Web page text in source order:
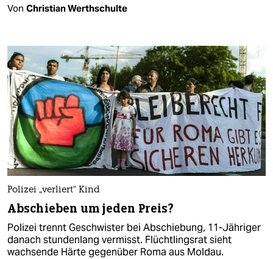
Von Christian Werthschulte
Polizei „verliert“ Kind
Abschieben um jeden Preis?
Polizei trennt Geschwister bei Abschiebung, 11-Jähriger
danach stundenlang vermisst. Flüchtlingsrat sieht
wachsende Härte gegenüber Roma aus Moldau.